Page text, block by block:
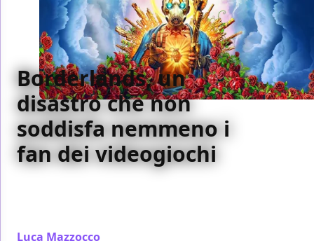
Borderlands, un
disastro che non
soddisfa nemmeno i
fan dei videogiochi
Luca Mazzocco